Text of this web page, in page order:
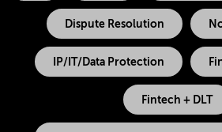
Dispute Resolution
IP/IT/Data Protection
Fintech + DLT